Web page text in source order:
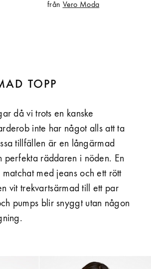
från Vero Moda
TOPP
då vi trots en kanske
inte har något alls att ta
tillfällen är en långärmad
perfekta räddaren i nöden. En
med jeans och ett rött
vit trekvarts­ärmad till ett par
pumps blir snyggt utan någon